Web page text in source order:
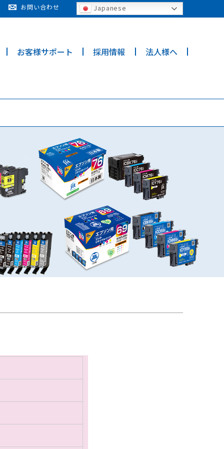
お客様サポート 採用情報 法人様へ
お問い合わせ Japanese
for details and any questions.Yes No